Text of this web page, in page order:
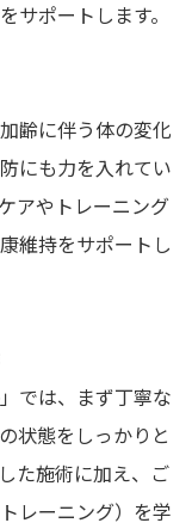
サポートします。
齢に伴う体の変化
にも力を入れてい
アやトレーニング
維持をサポートし
では、まず丁寧な
状態をしっかりと
た施術に加え、ご
レーニング）を学